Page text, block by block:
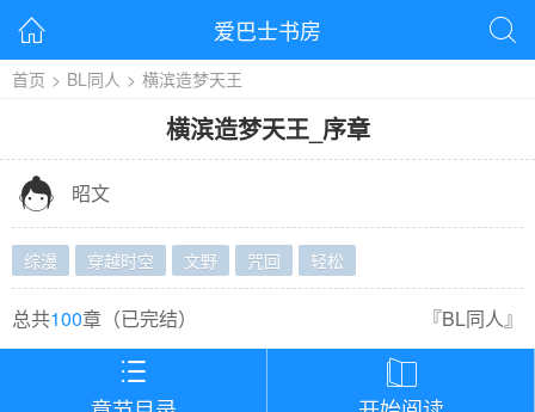
 爱巴士书房 
首页 > BL同人 > 横滨造梦天王
横滨造梦天王_ 序章
 昭文
综漫 穿越时空 文野 咒回 轻松
总共100章（已完结） 『BL同人』
 